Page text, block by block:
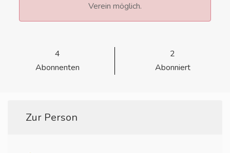
Verein möglich.
4
Abonnenten
2
Abonniert
Zur Person